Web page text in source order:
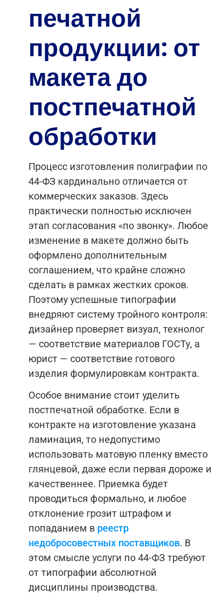
печатной
продукции: от
макета до
постпечатной
обработки
Процесс изготовления полиграфии по
44-ФЗ кардинально отличается от
коммерческих заказов. Здесь
практически полностью исключен
этап согласования «по звонку». Любое
изменение в макете должно быть
оформлено дополнительным
соглашением, что крайне сложно
сделать в рамках жестких сроков.
Поэтому успешные типографии
внедряют систему тройного контроля:
дизайнер проверяет визуал, технолог
— соответствие материалов ГОСТу, а
юрист — соответствие готового
изделия формулировкам контракта.
Особое внимание стоит уделить
постпечатной обработке. Если в
контракте на изготовление указана
ламинация, то недопустимо
использовать матовую пленку вместо
глянцевой, даже если первая дороже и
качественнее. Приемка будет
проводиться формально, и любое
отклонение грозит штрафом и
попаданием в реестр
недобросовестных поставщиков. В
этом смысле услуги по 44-ФЗ требуют
от типографии абсолютной
дисциплины производства.